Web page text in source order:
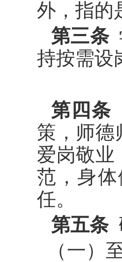
外，指的
第三条
持按需设
第四条
策，师德
爱岗敬业
范，身
任。
第五条
（一）